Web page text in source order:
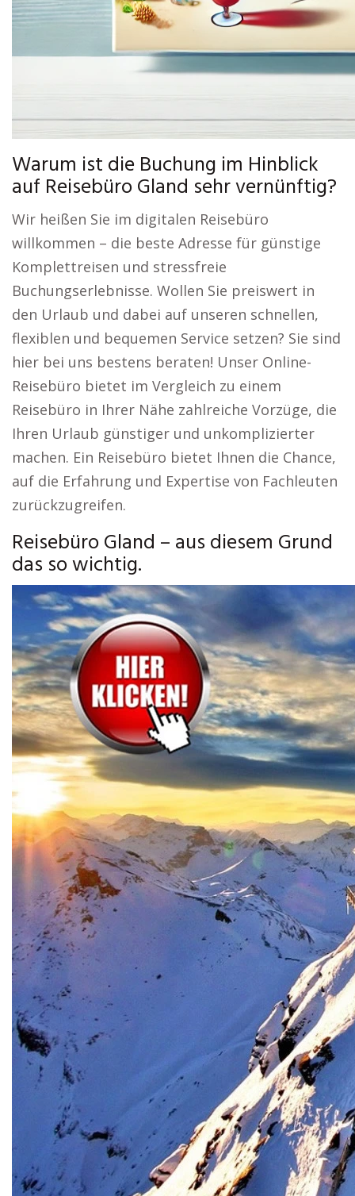
Warum ist die Buchung im Hinblick
auf Reisebüro Gland sehr vernünftig?
Wir heißen Sie im digitalen Reisebüro
willkommen – die beste Adresse für günstige
Komplettreisen und stressfreie
Buchungserlebnisse. Wollen Sie preiswert in
den Urlaub und dabei auf unseren schnellen,
flexiblen und bequemen Service setzen? Sie sind
hier bei uns bestens beraten! Unser Online-
Reisebüro bietet im Vergleich zu einem
Reisebüro in Ihrer Nähe zahlreiche Vorzüge, die
Ihren Urlaub günstiger und unkomplizierter
machen. Ein Reisebüro bietet Ihnen die Chance,
auf die Erfahrung und Expertise von Fachleuten
zurückzugreifen.
Reisebüro Gland – aus diesem Grund
das so wichtig.